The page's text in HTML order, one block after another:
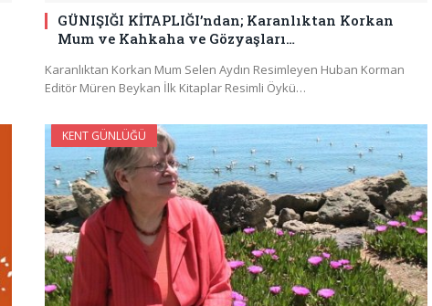
GÜNIŞIĞI KİTAPLIĞI’ndan; Karanlıktan Korkan
Mum ve Kahkaha ve Gözyaşları…
Karanlıktan Korkan Mum Selen Aydın Resimleyen Huban Korman
Editör Müren Beykan İlk Kitaplar Resimli Öykü…
KENT GÜNLÜĞÜ